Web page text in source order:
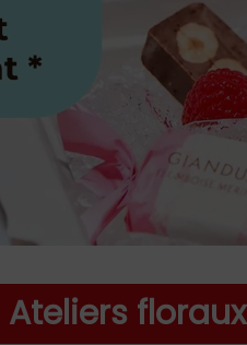
Ateliers floraux